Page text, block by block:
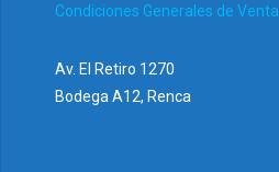
Condiciones Generales de Venta
Av. El Retiro 1270
Bodega A12, Renca